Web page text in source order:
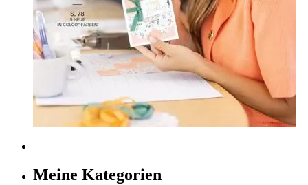
Meine Kategorien